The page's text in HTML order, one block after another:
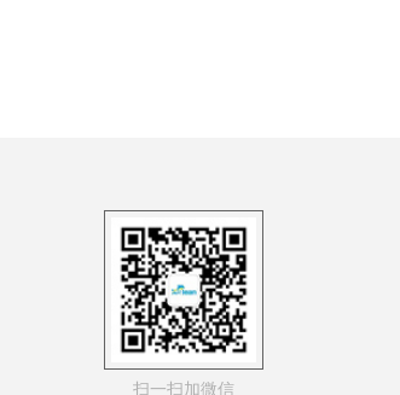
扫一扫加微信